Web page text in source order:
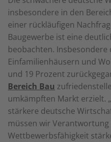
insbesondere in den
einer rückläufigen
Baugewerbe ist eine
beobachten. Insbesondere
Einfamilienhäusern und
und 19 Prozent
Bereich Bau
umkämpften Markt erzielt.
stärkere deutsche
müssen wir
Wettbewerbsfähigkeit